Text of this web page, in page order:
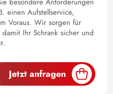
einen Aufstellservice,
Voraus. Wir sorgen für
Ihr Schrank sicher und
Jetzt anfragen